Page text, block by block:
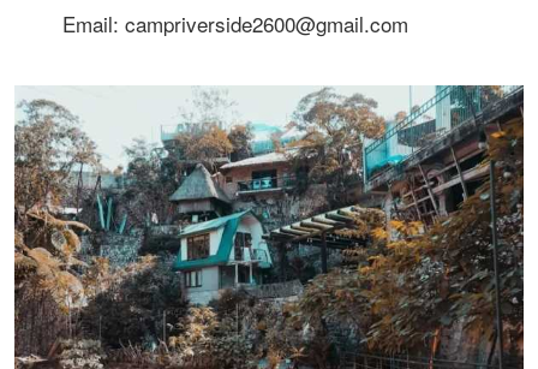
Email: campriverside2600@gmail.com